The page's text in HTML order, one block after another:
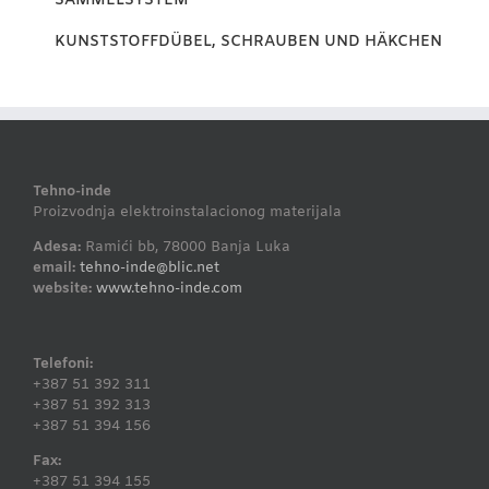
KUNSTSTOFFDÜBEL, SCHRAUBEN UND HÄKCHEN
Tehno-inde
Proizvodnja elektroinstalacionog materijala
Adesa: Ramići bb, 78000 Banja Luka
email: tehno-inde@blic.net
website: www.tehno-inde.com
Telefoni:
+387 51 392 311
+387 51 392 313
+387 51 394 156
Fax:
+387 51 394 155